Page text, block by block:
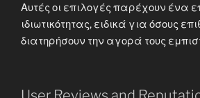
Αυτές οι επιλογές παρέχουν ένα
ιδιωτικότητας, ειδικά για όσους
διατηρήσουν την αγορά τους